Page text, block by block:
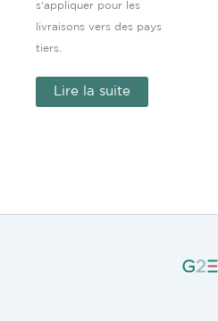
s'appliquer pour les
livraisons vers des pays
tiers.
Lire la suite